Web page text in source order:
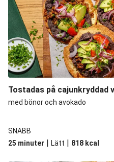
Tostadas på cajunkryddad
med bönor och avokado
SNABB
25 minuter | Lätt | 818 kcal